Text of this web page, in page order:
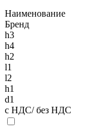
Наименование
Бренд
h3
h4
h2
l1
l2
h1
d1
с НДС/ без НДС